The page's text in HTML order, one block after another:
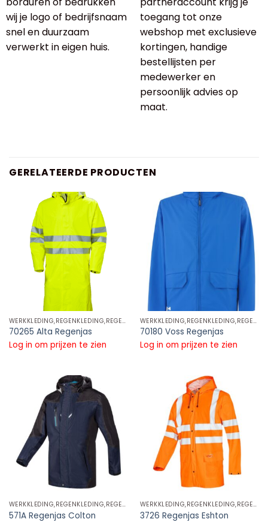
wij je logo of bedrijfsnaam
snel en duurzaam
verwerkt in eigen huis.
toegang tot onze
webshop met exclusieve
kortingen, handige
bestellijsten per
medewerker en
persoonlijk advies op
maat.
GERELATEERDE PRODUCTEN
WERKKLEDING,REGENKLEDING,REGENJASSEN
70265 Alta Regenjas
Log in om prijzen te zien
WERKKLEDING,REGENKLEDING,REGENJASSEN
70180 Voss Regenjas
Log in om prijzen te zien
WERKKLEDING,REGENKLEDING,REGENJASSEN
571A Regenjas Colton
WERKKLEDING,REGENKLEDING,REGENJASSEN
3726 Regenjas Eshton